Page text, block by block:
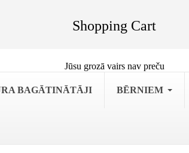
Shopping Cart
Jūsu grozā vairs nav preču
BAGĀTINĀTĀJI BĒRNIEM